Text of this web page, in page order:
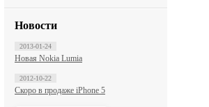
Новости
2013-01-24
Новая Nokia Lumia
2012-10-22
Скоро в продаже iPhone 5